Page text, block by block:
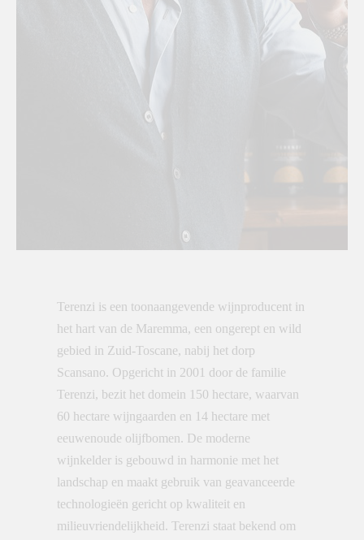
Terenzi is een toonaangevende wijnproducent in
het hart van de Maremma, een ongerept en wild
gebied in Zuid-Toscane, nabij het dorp
Scansano. Opgericht in 2001 door de familie
Terenzi, bezit het domein 150 hectare, waarvan
60 hectare wijngaarden en 14 hectare met
eeuwenoude olijfbomen. De moderne
wijnkelder is gebouwd in harmonie met het
landschap en maakt gebruik van geavanceerde
technologieën gericht op kwaliteit en
milieuvriendelijkheid. Terenzi staat bekend om